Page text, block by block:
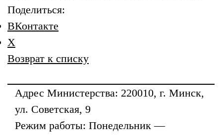
Поделиться:
ВКонтакте
X
Возврат к списку
Адрес Министерства: 220010, г. Минск,
ул. Советская, 9
Режим работы: Понедельник —